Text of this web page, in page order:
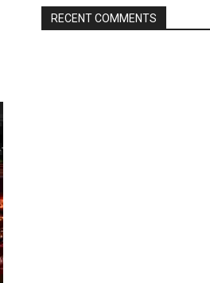
RECENT COMMENTS